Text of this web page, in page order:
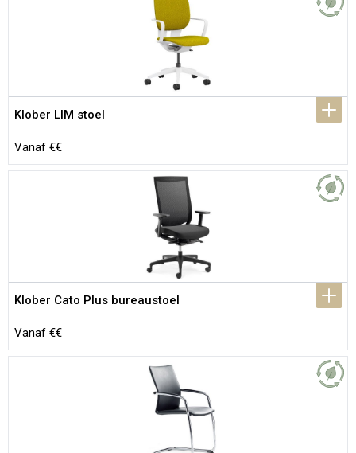
Klober LIM stoel
Vanaf €€
Klober Cato Plus bureaustoel
Vanaf €€